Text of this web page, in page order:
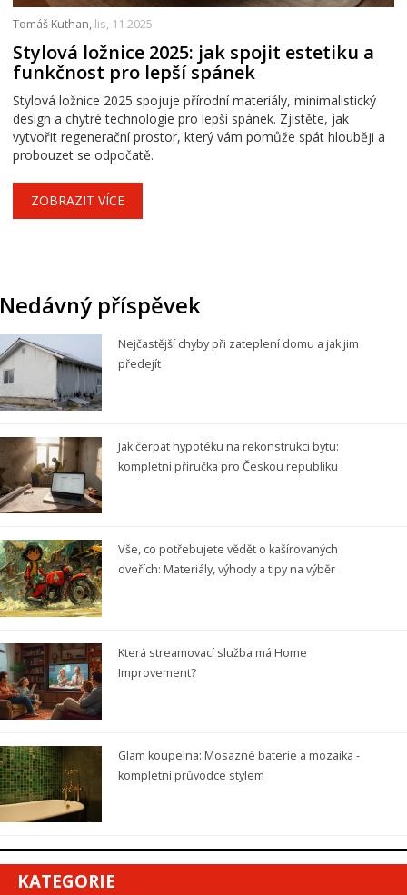
Tomáš Kuthan, lis, 11 2025
Stylová ložnice 2025: jak spojit estetiku a
funkčnost pro lepší spánek
Stylová ložnice 2025 spojuje přírodní materiály, minimalistický
design a chytré technologie pro lepší spánek. Zjistěte, jak
vytvořit regenerační prostor, který vám pomůže spát hlouběji a
probouzet se odpočatě.
ZOBRAZIT VÍCE
Nedávný příspěvek
Nejčastější chyby při zateplení domu a jak jim
předejít
Jak čerpat hypotéku na rekonstrukci bytu:
kompletní příručka pro Českou republiku
Vše, co potřebujete vědět o kašírovaných
dveřích: Materiály, výhody a tipy na výběr
Která streamovací služba má Home
Improvement?
Glam koupelna: Mosazné baterie a mozaika -
kompletní průvodce stylem
KATEGORIE